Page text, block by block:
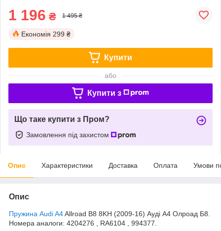
1 196 ₴ 1 495 ₴
Економія 299 ₴
Купити
або
Купити з
Що таке купити з Пром?
Замовлення під захистом
Опис Характеристики Доставка Оплата Умови
Опис
Пружина Audi A4Allroad B8 8KH (2009-16) Ауді А4 Олроад Б8.
Номера аналоги: 4204276 , RA6104 , 994377.